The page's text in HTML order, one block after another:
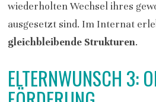
wiederholten Wechsel ihres
ausgesetzt sind. Im Internat
gleichbleibende Strukturen.
ELTERNWUNSCH 3: